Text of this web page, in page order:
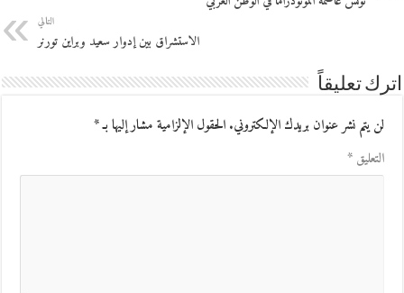
التالي
الاستشراق بين إدوار سعيد وبراين تورنر
اترك تعليقاً
لن يتم نشر عنوان بريدك الإلكتروني.الحقول الإلزامية مشار إليها بـ*
التعليق*